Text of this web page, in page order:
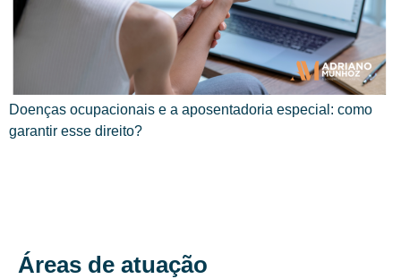
Doenças ocupacionais e a aposentadoria especial: como
garantir esse direito?
Áreas de atuação